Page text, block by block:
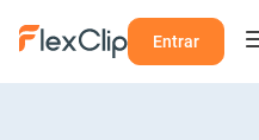
Entrar